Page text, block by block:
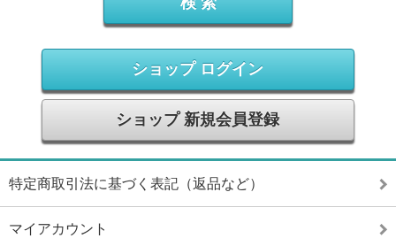
ショップ ログイン
ショップ 新規会員登録
特定商取引法に基づく表記（返品など）
マイアカウント